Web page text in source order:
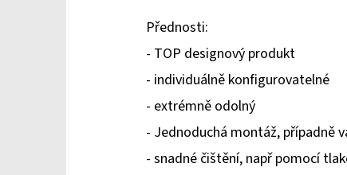
Přednosti:
- TOP designový produkt
- individuálně konfigurovatelné
- extrémně odolný
- Jednoduchá montáž, případně
- snadné čištění, např pomocí